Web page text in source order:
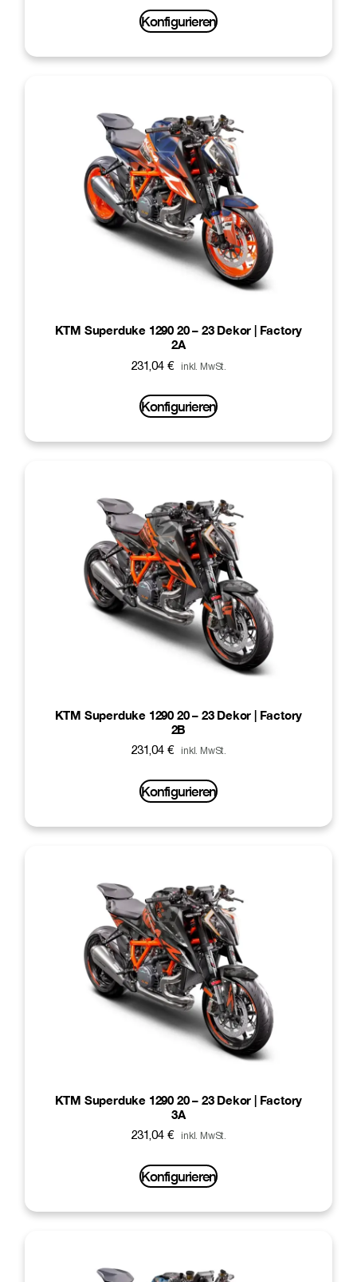
Konfigurieren
KTM Superduke 1290 20 – 23 Dekor | Factory
2A
231,04 € inkl. MwSt.
Konfigurieren
KTM Superduke 1290 20 – 23 Dekor | Factory
2B
231,04 € inkl. MwSt.
Konfigurieren
KTM Superduke 1290 20 – 23 Dekor | Factory
3A
231,04 € inkl. MwSt.
Konfigurieren